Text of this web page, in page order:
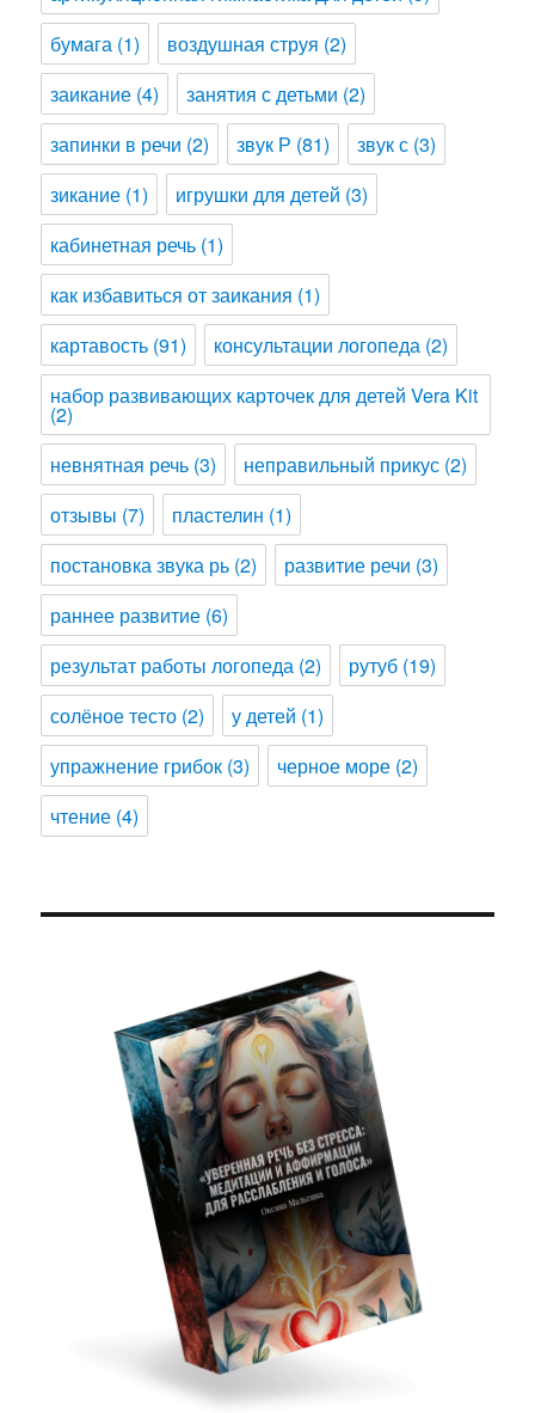
бумага (1) воздушная струя (2)
заикание (4) занятия с детьми (2)
запинки в речи (2) звук Р (81) звук с (3)
зикание (1) игрушки для детей (3)
кабинетная речь (1)
как избавиться от заикания (1)
картавость (91) консультации логопеда (2)
набор развивающих карточек для детей Vera Kit
(2)
невнятная речь (3) неправильный прикус (2)
отзывы (7) пластелин (1)
постановка звука рь (2) развитие речи (3)
раннее развитие (6)
результат работы логопеда (2) рутуб (19)
солёное тесто (2) у детей (1)
упражнение грибок (3) черное море (2)
чтение (4)